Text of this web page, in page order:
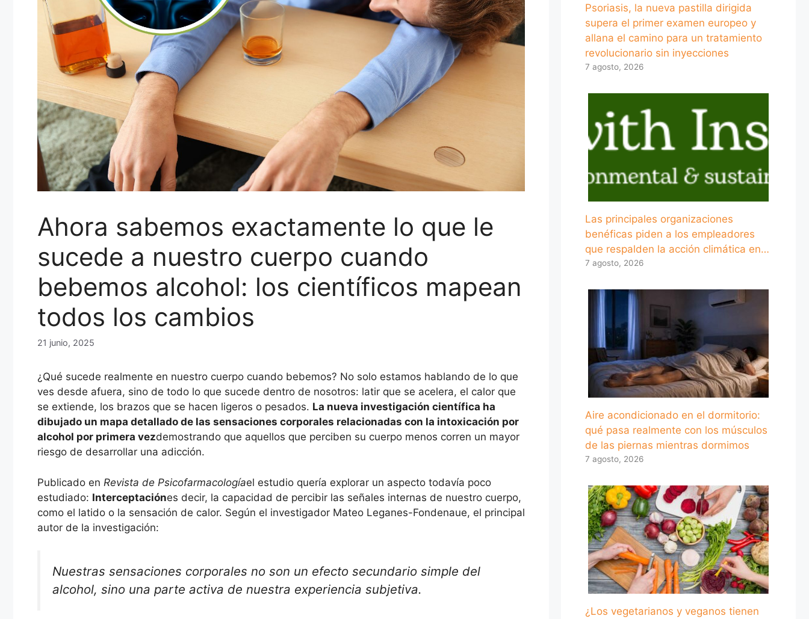
Ahora sabemos exactamente lo que le
sucede a nuestro cuerpo cuando
bebemos alcohol: los científicos mapean
todos los cambios
21 junio, 2025
¿Qué sucede realmente en nuestro cuerpo cuando bebemos? No solo estamos hablando de lo que
ves desde afuera, sino de todo lo que sucede dentro de nosotros: latir que se acelera, el calor que
se extiende, los brazos que se hacen ligeros o pesados. La nueva investigación científica ha
dibujado un mapa detallado de las sensaciones corporales relacionadas con la intoxicación por
alcohol por primera vezdemostrando que aquellos que perciben su cuerpo menos corren un mayor
riesgo de desarrollar una adicción.
Publicado en Revista de Psicofarmacologíael estudio quería explorar un aspecto todavía poco
estudiado: Interceptaciónes decir, la capacidad de percibir las señales internas de nuestro cuerpo,
como el latido o la sensación de calor. Según el investigador Mateo Leganes-Fondenaue, el principal
autor de la investigación:
Nuestras sensaciones corporales no son un efecto secundario simple del
alcohol, sino una parte activa de nuestra experiencia subjetiva.
Psoriasis, la nueva pastilla dirigida
supera el primer examen europeo y
allana el camino para un tratamiento
revolucionario sin inyecciones
7 agosto, 2026
Las principales organizaciones
benéficas piden a los empleadores
que respalden la acción climática en…
7 agosto, 2026
Aire acondicionado en el dormitorio:
qué pasa realmente con los músculos
de las piernas mientras dormimos
7 agosto, 2026
¿Los vegetarianos y veganos tienen